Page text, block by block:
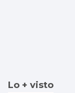
Lo + visto